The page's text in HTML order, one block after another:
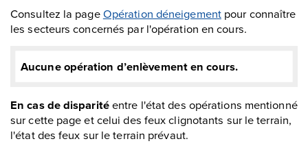
Consultez la pageOpération déneigementpour connaître
les secteurs concernés par l'opération en cours.
Aucune opération d’enlèvement en cours.
En cas de disparitéentre l'état des opérations mentionné
sur cette page et celui des feux clignotants sur le terrain,
l'état des feux sur le terrain prévaut.